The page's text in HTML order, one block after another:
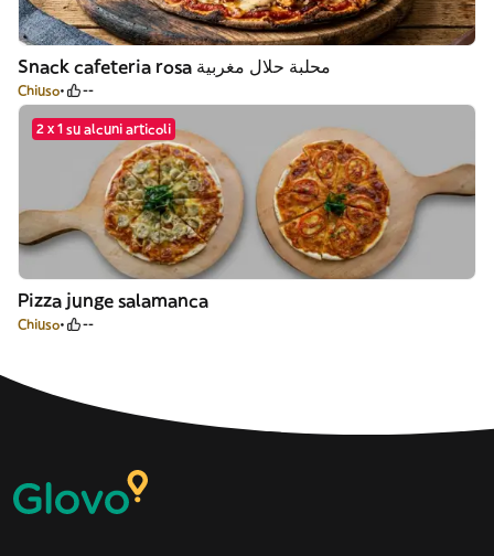
Snack cafeteria rosa محلبة حلال مغربية
Chiuso --
2 x 1 su alcuni articoli
Pizza junge salamanca
Chiuso --